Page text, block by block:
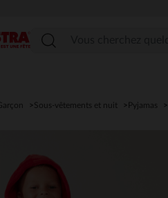
Sous-vêtements et nuit Pyjamas